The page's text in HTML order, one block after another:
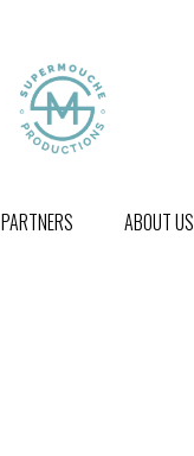
PARTNERS ABOUT US